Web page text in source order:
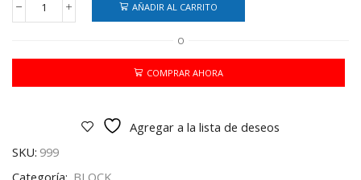
BLOCK
A5
C/ESP
HS
AÑADIR AL CARRITO
O
COMPRAR AHORA
Agregar a la lista de deseos
SKU: 999